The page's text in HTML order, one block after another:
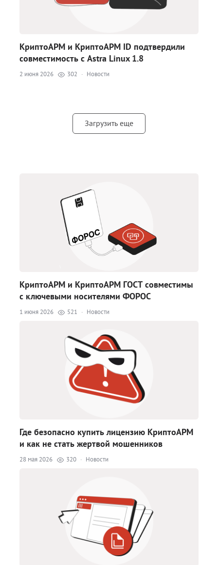
КриптоАРМ и КриптоАРМ ID подтвердили
совместимость с Astra Linux 1.8
2 июня 2026 302 · Новости
Загрузить еще
КриптоАРМ и КриптоАРМ ГОСТ совместимы
с ключевыми носителями ФОРОС
1 июня 2026 521 · Новости
Где безопасно купить лицензию КриптоАРМ
и как не стать жертвой мошенников
28 мая 2026 320 · Новости